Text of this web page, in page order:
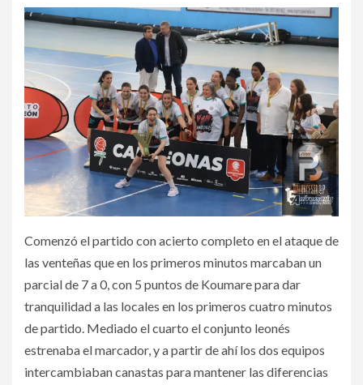
Comenzó el partido con acierto completo en el ataque de
las venteñas que en los primeros minutos marcaban un
parcial de 7 a 0, con 5 puntos de Koumare para dar
tranquilidad a las locales en los primeros cuatro minutos
de partido. Mediado el cuarto el conjunto leonés
estrenaba el marcador, y a partir de ahí los dos equipos
intercambiaban canastas para mantener las diferencias